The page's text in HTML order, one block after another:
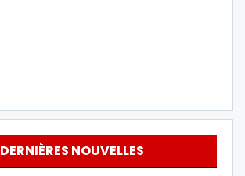
DERNIÈRES NOUVELLES